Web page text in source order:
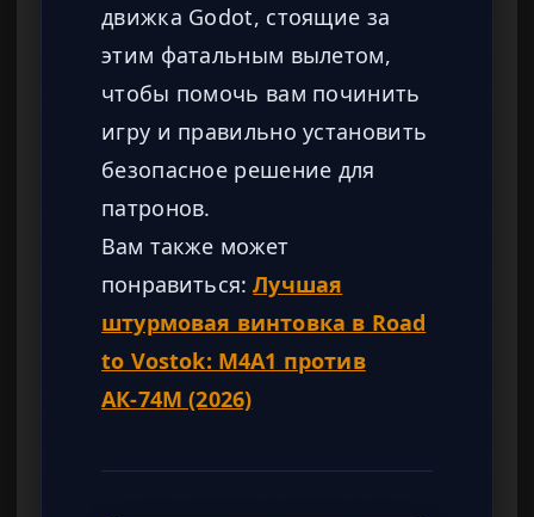
движка Godot, стоящие за
этим фатальным вылетом,
чтобы помочь вам починить
игру и правильно установить
безопасное решение для
патронов.
Вам также может
понравиться:Лучшая
штурмовая винтовка в Road
to Vostok: M4A1 против
АК-74М (2026)